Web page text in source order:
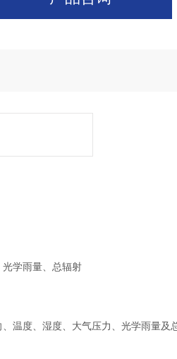
学雨量、总辐射
度、湿度、大气压力、光学雨量及